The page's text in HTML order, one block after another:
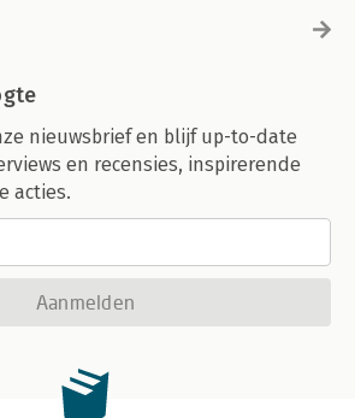
nieuwsbrief en blijf up-to-date
en recensies, inspirerende
acties.
Aanmelden